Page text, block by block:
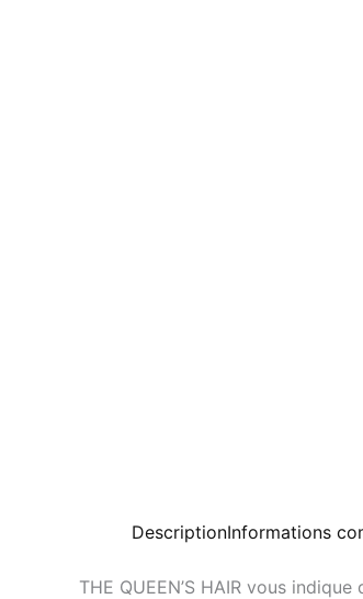
DescriptionInformations
THE QUEEN’S HAIR vous